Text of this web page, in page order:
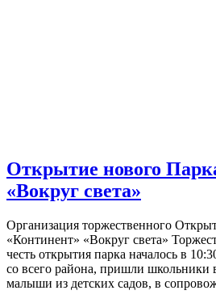
Открытие нового
«Вокруг света»
Организация торжественного
«Континент» «Вокруг света»
честь открытия парка началось в
со всего района, пришли школьники
малыши из детских садов, в